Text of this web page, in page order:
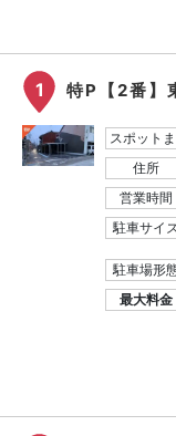
1 特P【2番】
スポット
住所
営業時間
駐車サイ
駐車場形
最大料金